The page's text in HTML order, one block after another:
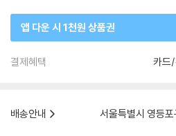
앱 다운 시 1천원 상품권
결제혜택 카드
배송안내
서울특별시 영등